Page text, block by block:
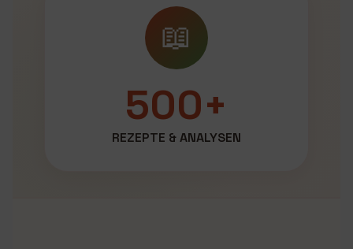
📖
500+
REZEPTE & ANALYSEN